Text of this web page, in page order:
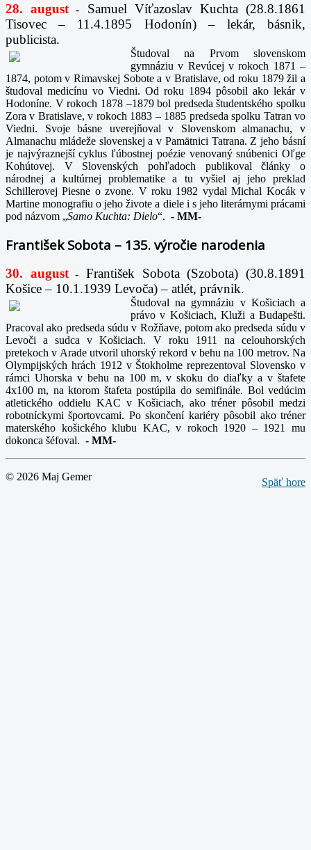
28. august -
Samuel Víťazoslav Kuchta (28.8.1861
Tisovec – 11.4.1895 Hodonín) – lekár, básnik,
publicista.
Študoval na Prvom slovenskom
gymnáziu v Revúcej v rokoch 1871 –
1874, potom v Rimavskej Sobote a v Bratislave, od roku 1879 žil a
študoval medicínu vo Viedni. Od roku 1894 pôsobil ako lekár v
Hodoníne. V rokoch 1878 –1879 bol predseda študentského spolku
Zora v Bratislave, v rokoch 1883 – 1885 predseda spolku Tatran vo
Viedni. Svoje básne uverejňoval v Slovenskom almanachu, v
Almanachu mládeže slovenskej a v Pamätnici Tatrana. Z jeho básní
je najvýraznejší cyklus ľúbostnej poézie venovaný snúbenici Oľge
Kohútovej. V Slovenských pohľadoch publikoval články o
národnej a kultúrnej problematike a tu vyšiel aj jeho preklad
Schillerovej Piesne o zvone. V roku 1982 vydal Michal Kocák v
Martine monografiu o jeho živote a diele i s jeho literárnymi prácami
pod názvom „Samo Kuchta: Dielo“. - MM-
František Sobota – 135. výročie narodenia
30. august-
František Sobota (Szobota) (30.8.1891
Košice – 10.1.1939 Levoča) – atlét, právnik.
Študoval na gymnáziu v Košiciach a
právo v Košiciach, Kluži a Budapešti.
Pracoval ako predseda súdu v Rožňave, potom ako predseda súdu v
Levoči a sudca v Košiciach. V roku 1911 na celouhorských
pretekoch v Arade utvoril uhorský rekord v behu na 100 metrov. Na
Olympijských hrách 1912 v Štokholme reprezentoval Slovensko v
rámci Uhorska v behu na 100 m, v skoku do diaľky a v štafete
4x100 m, na ktorom štafeta postúpila do semifinále. Bol vedúcim
atletického oddielu KAC v Košiciach, ako tréner pôsobil medzi
robotníckymi športovcami. Po skončení kariéry pôsobil ako tréner
materského košického klubu KAC, v rokoch 1920 – 1921 mu
dokonca šéfoval. - MM-
Späť hore
© 2026 Maj Gemer